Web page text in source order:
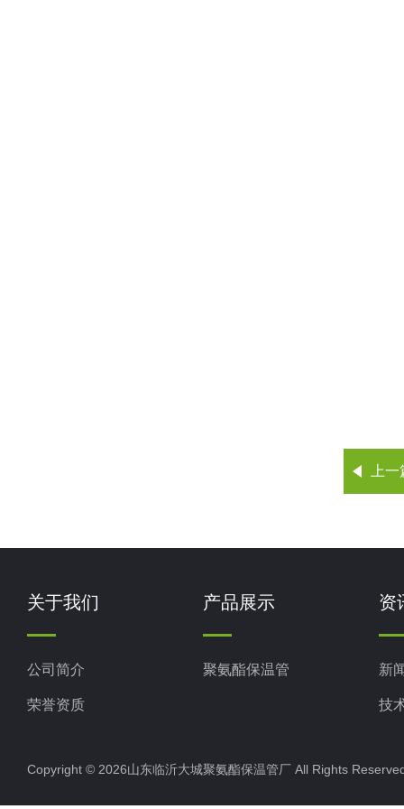
上
关于我们
公司简介
荣誉资质
产品展示
聚氨酯保温管
资
新
技
Copyright © 2026山东临沂大城聚氨酯保温管厂 All Rights